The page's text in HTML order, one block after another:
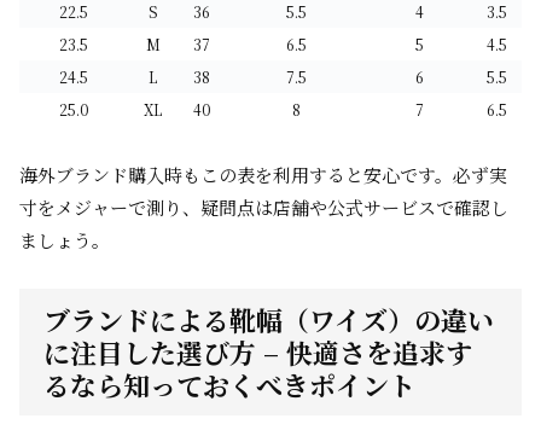
22.5
S 36 5.5 4
3.5
23.5
M 37 6.5 5
4.5
24.5
L 38 7.5 6
5.5
25.0
XL 40 8 7 6.5
海外ブランド購入時もこの表を利用すると安心です。必ず実
寸をメジャーで測り、疑問点は店舗や公式サービスで確認し
ましょう。
ブランドによる靴幅（ワイズ）の違い
に注目した選び方 – 快適さを追求す
るなら知っておくべきポイント